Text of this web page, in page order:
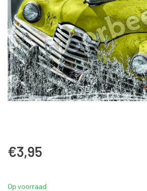
€3,95
Op voorraad